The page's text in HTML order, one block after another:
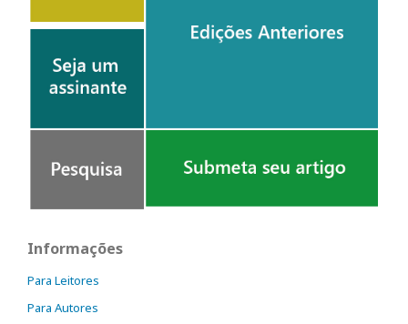
Informações
Para Leitores
Para Autores